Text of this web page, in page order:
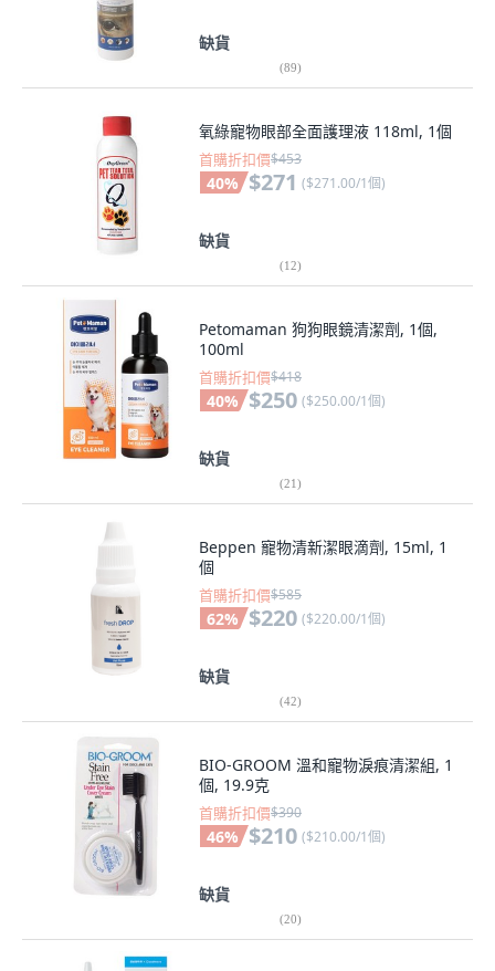
缺貨
(89)
氧綠寵物眼部全面護理液 118ml, 1個
首購折扣價$453
40% $271 ($271.00/1個)
缺貨
(12)
Petomaman 狗狗眼鏡清潔劑, 1個,
100ml
首購折扣價$418
40% $250 ($250.00/1個)
缺貨
(21)
Beppen 寵物清新潔眼滴劑, 15ml, 1
個
首購折扣價$585
62% $220 ($220.00/1個)
缺貨
(42)
BIO-GROOM 溫和寵物淚痕清潔組, 1
個, 19.9克
首購折扣價$390
46% $210 ($210.00/1個)
缺貨
(20)